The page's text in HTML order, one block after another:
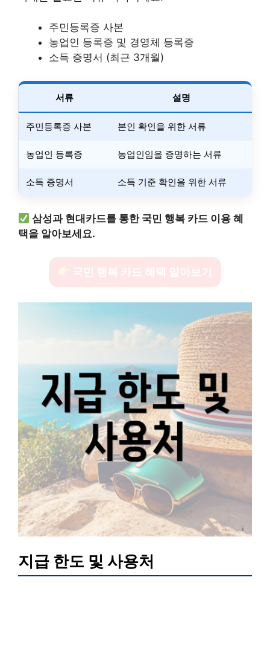
주민등록증 사본
농업인 등록증 및 경영체 등록증
소득 증명서 (최근 3개월)
서류 설명
주민등록증 사본 본인 확인을 위한 서류
농업인 등록증 농업인임을 증명하는 서류
소득 증명서 소득 기준 확인을 위한 서류
삼성과 현대카드를 통한 국민 행복 카드 이용 혜
택을 알아보세요.
국민 행복 카드 혜택 알아보기
지급 한도 및 사용처